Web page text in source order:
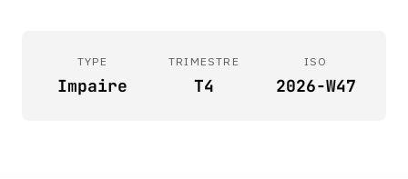
TYPE
Impaire
TRIMESTRE
T4
ISO
2026-W47